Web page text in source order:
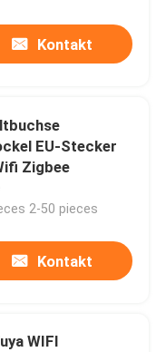
Kontakt
EU-Stecker
Zigbee
2-50 pieces
Kontakt
WIFI